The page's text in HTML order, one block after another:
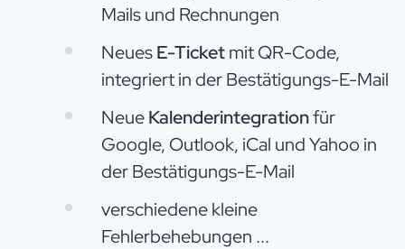
Mails und Rechnungen
NeuesE-Ticketmit QR-Code,
integriert in der Bestätigungs-E-Mail
NeueKalenderintegrationfür
Google, Outlook, iCal und Yahoo in
der Bestätigungs-E-Mail
verschiedene kleine
Fehlerbehebungen ...